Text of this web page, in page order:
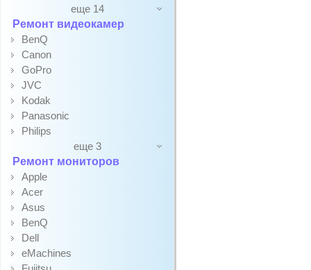
еще 14
Ремонт видеокамер
BenQ
Canon
GoPro
JVC
Kodak
Panasonic
Philips
еще 3
Ремонт мониторов
Apple
Acer
Asus
BenQ
Dell
eMachines